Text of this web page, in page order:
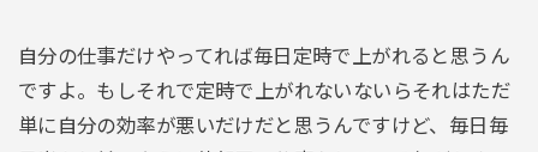
自分の仕事だけやってれば毎日定時で上がれると思うん
ですよ。もしそれで定時で上がれないないらそれはただ
単に自分の効率が悪いだけだと思うんですけど、毎日毎